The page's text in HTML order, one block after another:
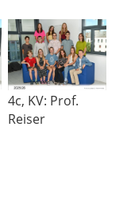
4c, KV: Prof.
Reiser